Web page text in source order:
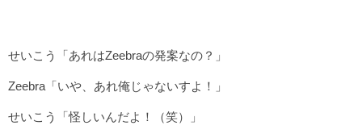
せいこう「あれはZeebraの発案なの？」
Zeebra「いや、あれ俺じゃないすよ！」
せいこう「怪しいんだよ！（笑）」